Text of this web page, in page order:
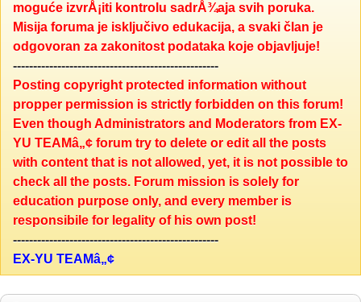
moguće izvrÅ¡iti kontrolu sadrÅ¾aja svih poruka.
Misija foruma je isključivo edukacija, a svaki član je
odgovoran za zakonitost podataka koje objavljuje!
---------------------------------------------------
Posting copyright protected information without
propper permission is strictly forbidden on this forum!
Even though Administrators and Moderators from EX-
YU TEAMâ„¢ forum try to delete or edit all the posts
with content that is not allowed, yet, it is not possible to
check all the posts. Forum mission is solely for
education purpose only, and every member is
responsibile for legality of his own post!
---------------------------------------------------
EX-YU TEAMâ„¢